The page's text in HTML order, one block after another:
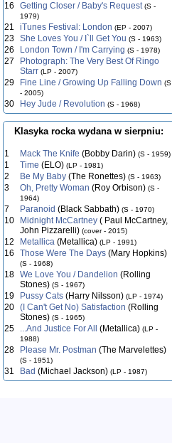
16 Getting Closer / Baby's Request (S -
1979)
21 iTunes Festival: London (EP - 2007)
23 She Loves You / I`ll Get You (S - 1963)
26 London Town / I'm Carrying (S - 1978)
27
Photograph: The Very Best Of Ringo
Starr (LP - 2007)
29 Fine Line / Growing Up Falling Down (S
- 2005)
30 Hey Jude / Revolution (S - 1968)
Klasyka rocka wydana w sierpniu:
1 Mack The Knife (Bobby Darin) (S - 1959)
1 Time (ELO) (LP - 1981)
2 Be My Baby (The Ronettes) (S - 1963)
3 Oh, Pretty Woman (Roy Orbison) (S -
1964)
7 Paranoid (Black Sabbath) (S - 1970)
10 Midnight McCartney ( Paul McCartney,
John Pizzarelli) (cover - 2015)
12 Metallica (Metallica) (LP - 1991)
16 Those Were The Days (Mary Hopkins)
(S - 1968)
18 We Love You / Dandelion (Rolling
Stones) (S - 1967)
19 Pussy Cats (Harry Nilsson) (LP - 1974)
20 (I Can't Get No) Satisfaction (Rolling
Stones) (S - 1965)
25 ...And Justice For All (Metallica) (LP -
1988)
28 Please Mr. Postman (The Marvelettes)
(S - 1951)
31 Bad (Michael Jackson) (LP - 1987)